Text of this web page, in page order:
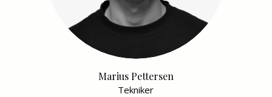
Marius Pettersen
Tekniker